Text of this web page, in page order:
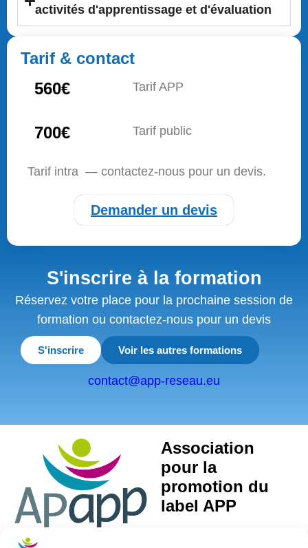
activités d'apprentissage et d'évaluation
Tarif & contact
560€
Tarif APP
700€ Tarif public
Tarif intra — contactez-nous pour un devis.
Demander un devis
S'inscrire à la formation
Réservez votre place pour la prochaine session de
formation ou contactez-nous pour un devis
S'inscrire Voir les autres formations
contact@app-reseau.eu
Association
pour la
promotion du
label APP